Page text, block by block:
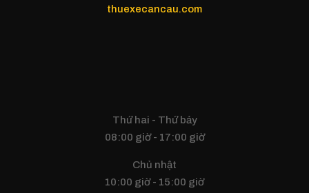
thuexecancau.com
Thứ hai - Thứ bảy
08:00 giờ - 17:00 giờ
Chủ nhật
10:00 giờ - 15:00 giờ